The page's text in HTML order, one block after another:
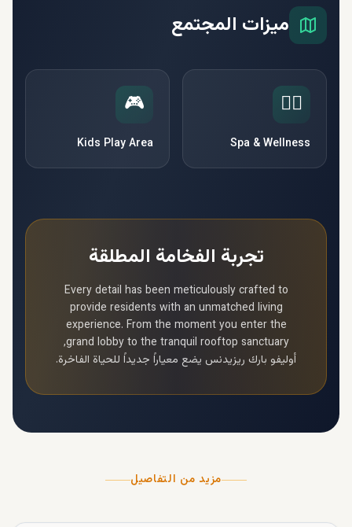
ميزات المجتمع
🧘‍♀️
Spa & Wellness
🎮
Kids Play Area
تجربة الفخامة المطلقة
Every detail has been meticulously crafted to
provide residents with an unmatched living
experience. From the moment you enter the
grand lobby to the tranquil rooftop sanctuary,
أوليفو بارك ريزيدنس يضع معياراً جديداً للحياة الفاخرة.
مزيد من التفاصيل